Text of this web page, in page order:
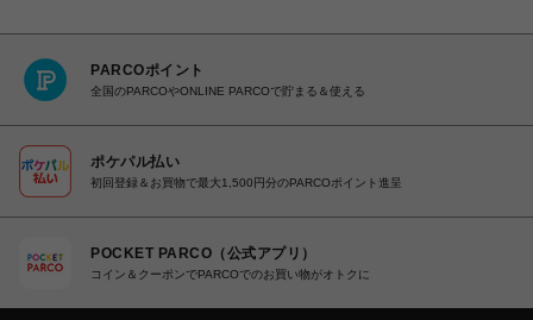
PARCOポイント
全国のPARCOやONLINE PARCOで貯まる＆使える
ポケパル払い
初回登録＆お買物で最大1,500円分のPARCOポイント進呈
POCKET PARCO（公式アプリ）
コイン＆クーポンでPARCOでのお買い物がオトクに